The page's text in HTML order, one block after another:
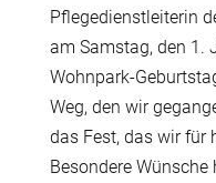
Pflegedienstleiterin
am Samstag, den 1.
Wohnpark-
Weg, den wir
das Fest, das wir für
Besondere